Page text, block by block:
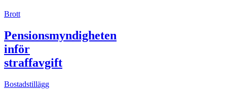
Brott
Pensionsmyndigheten
inför
straffavgift
Bostadstillägg